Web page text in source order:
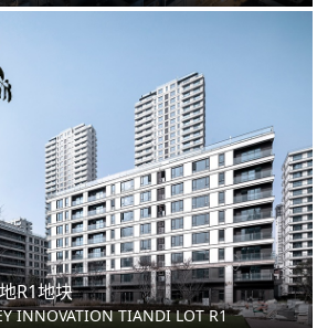
R1地块
INNOVATION TIANDI LOT R1